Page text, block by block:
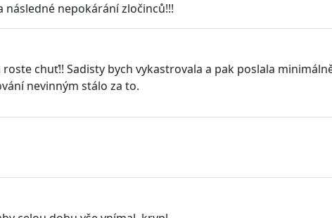
nepokárání zločinců!!!
chuť!! Sadisty bych vykastrovala a pak poslala
nevinným stálo za to.